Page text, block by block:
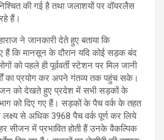
की गई है तथा जलाशयों पर वॉयरलैस
हैं।
ने जानकारी देते हुए बताया कि
हैं कि मानसून के दौरान यदि कोई सड़क बंद
को पहले ही पूर्ववर्ती स्टेशन पर मिल जानी
का प्रयोग कर अपने गंतव्य तक पहुंच सके।
को देखते हुए प्रदेश में सभी सड़कों के
को दिए गए हैं। सड़कों के पैच वर्क के तहत
से अधिक 3968 पैच वर्क पूर्ण कर लिये
सीजन में प्रभावित होती हैं उनके वैकल्पिक